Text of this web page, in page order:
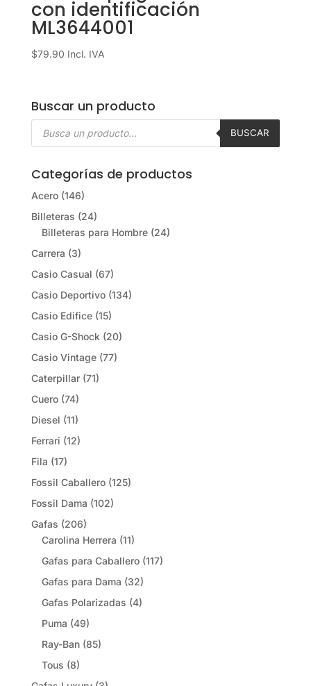
con identificación
ML3644001
$79.90 Incl. IVA
Buscar un producto
Búsqueda
BUSCAR
Categorías de productos
Acero (146)
Billeteras (24)
Billeteras para Hombre (24)
Carrera (3)
Casio Casual (67)
Casio Deportivo (134)
Casio Edifice (15)
Casio G-Shock (20)
Casio Vintage (77)
Caterpillar (71)
Cuero (74)
Diesel (11)
Ferrari (12)
Fila (17)
Fossil Caballero (125)
Fossil Dama (102)
Gafas (206)
Carolina Herrera (11)
Gafas para Caballero (117)
Gafas para Dama (32)
Gafas Polarizadas (4)
Puma (49)
Ray-Ban (85)
Tous (8)